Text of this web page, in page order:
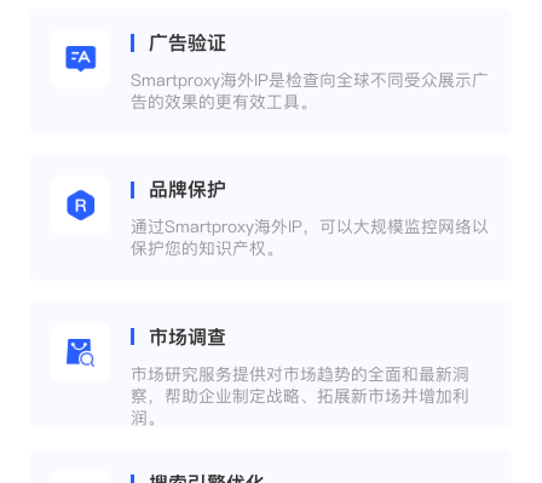
广告验证
Smartproxy海外IP是检查向全球不同受众展示广
告的效果的更有效工具。
品牌保护
通过Smartproxy海外IP，可以大规模监控网络以
保护您的知识产权。
市场调查
市场研究服务提供对市场趋势的全面和最新洞
察，帮助企业制定战略、拓展新市场并增加利
润。